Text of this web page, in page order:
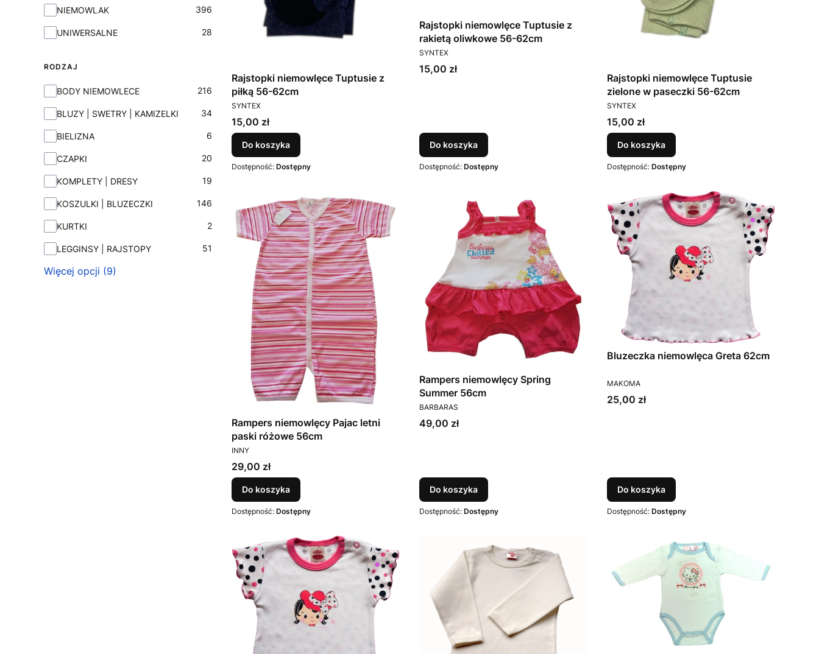
NIEMOWLAK 396
UNIWERSALNE 28
RODZAJ
Rodzaj
BODY NIEMOWLECE 216
BLUZY | SWETRY | KAMIZELKI 34
BIELIZNA 6
CZAPKI 20
KOMPLETY | DRESY 19
KOSZULKI | BLUZECZKI 146
KURTKI 2
LEGGINSY | RAJSTOPY 51
Więcej opcji (9)
Rajstopki niemowlęce Tuptusie z
piłką 56-62cm
PRODUCENT
SYNTEX
Cena
15,00 zł
Do koszyka
Dostępność: Dostępny
Rajstopki niemowlęce Tuptusie z
rakietą oliwkowe 56-62cm
PRODUCENT
SYNTEX
Cena
15,00 zł
Do koszyka
Dostępność: Dostępny
Rajstopki niemowlęce Tuptusie
zielone w paseczki 56-62cm
PRODUCENT
SYNTEX
Cena
15,00 zł
Do koszyka
Dostępność: Dostępny
Rampers niemowlęcy Pajac letni
paski różowe 56cm
PRODUCENT
INNY
Cena
29,00 zł
Do koszyka
Dostępność: Dostępny
Rampers niemowlęcy Spring
Summer 56cm
PRODUCENT
BARBARAS
Cena
49,00 zł
Do koszyka
Dostępność: Dostępny
Bluzeczka niemowlęca Greta 62cm
PRODUCENT
MAKOMA
Cena
25,00 zł
Do koszyka
Dostępność: Dostępny